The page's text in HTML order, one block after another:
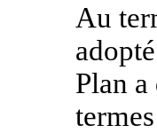
Au
Plan